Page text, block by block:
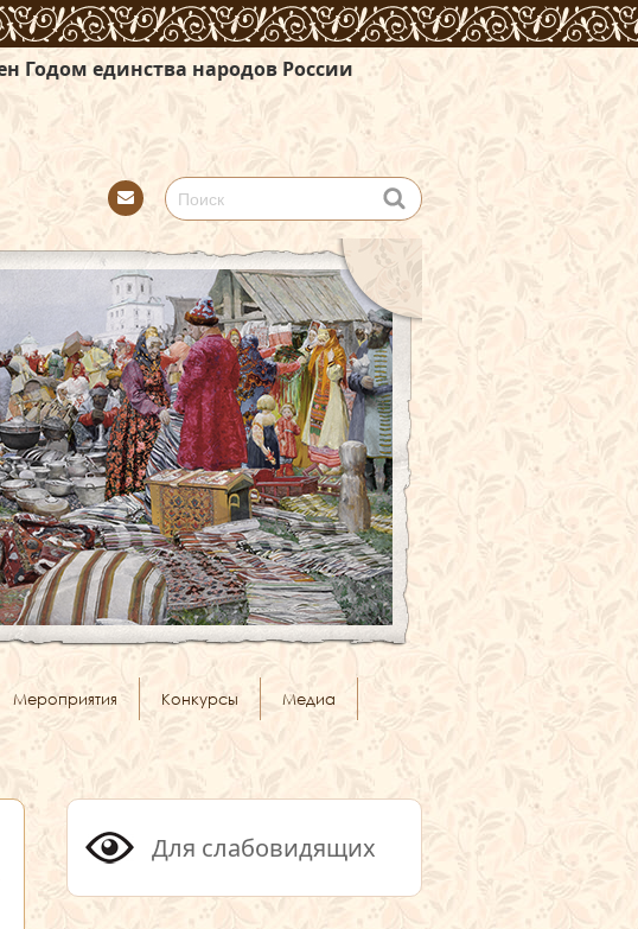
народов России
tact
Мероприятия Конкурсы Медиа
Для слабовидящих